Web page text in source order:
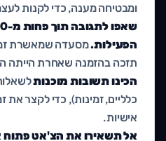
ומבטיחה מענה, כדי לקנות
הפעילות.מסעדה שמאשרת
תזכה בהזמנה שאחרת הייתה
הכינו תשובות מוכנות
כלליים, זמינות), כדי לקצר את
אישיות.
אל תשאירו את הצ'אט פתוח